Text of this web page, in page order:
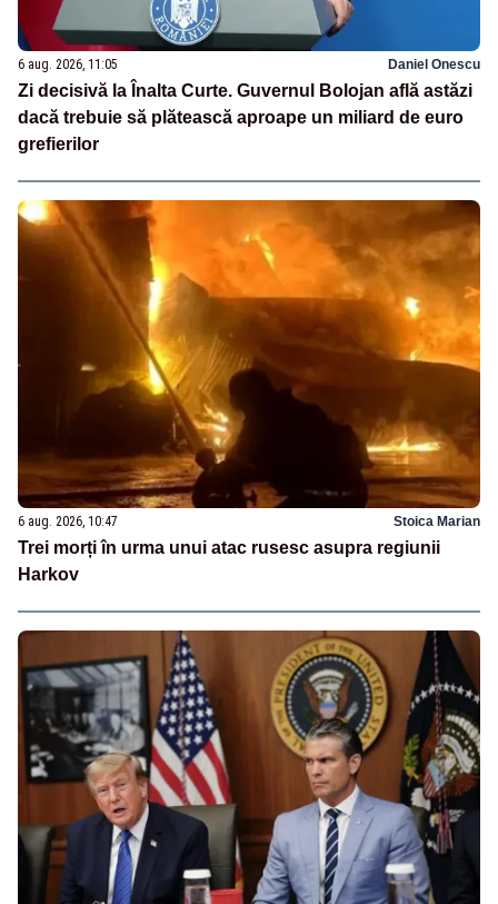
6 aug. 2026, 11:05 Daniel Onescu
Zi decisivă la Înalta Curte. Guvernul Bolojan află astăzi
dacă trebuie să plătească aproape un miliard de euro
grefierilor
6 aug. 2026, 10:47 Stoica Marian
Trei morți în urma unui atac rusesc asupra regiunii
Harkov